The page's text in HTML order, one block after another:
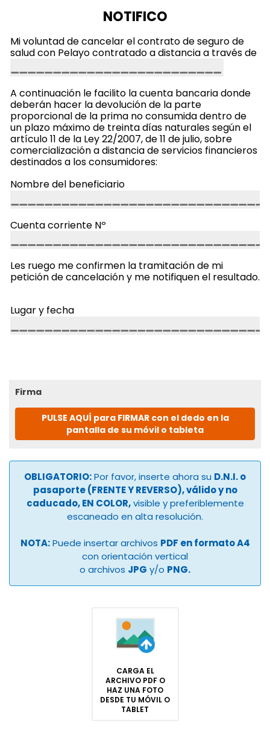
NOTIFICO
Mi voluntad de cancelar el contrato de seguro de
salud con Pelayo contratado a distancia a través de
A continuación le facilito la cuenta bancaria donde
deberán hacer la devolución de la parte
proporcional de la prima no consumida dentro de
un plazo máximo de treinta días naturales según el
artículo 11 de la Ley 22/2007, de 11 de julio, sobre
comercialización a distancia de servicios financieros
destinados a los consumidores:
Nombre del beneficiario
Cuenta corriente Nº
Les ruego me confirmen la tramitación de mi
petición de cancelación y me notifiquen el resultado.
Lugar y fecha
Firma
PULSE AQUÍ para FIRMAR con el dedo en la
pantalla de su móvil o tableta
OBLIGATORIO:Por favor, inserte ahora su D.N.I. o
pasaporte (FRENTE Y REVERSO), válido y no
caducado, EN COLOR,visible y preferiblemente
escaneado en alta resolución.
NOTA:Puede insertar archivos PDF en formato A4
con orientación vertical
o archivos JPG y/o PNG.
CARGA EL
ARCHIVO PDF O
HAZ UNA FOTO
DESDE TU MÓVIL O
TABLET